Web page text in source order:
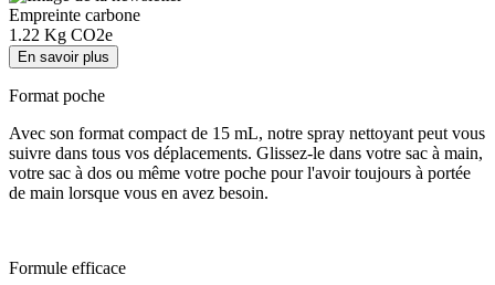
Empreinte carbone
1.22 Kg CO2e
En savoir plus
Format poche
Avec son format compact de 15 mL, notre spray nettoyant peut vous
suivre dans tous vos déplacements. Glissez-le dans votre sac à main,
votre sac à dos ou même votre poche pour l'avoir toujours à portée
de main lorsque vous en avez besoin.
Formule efficace